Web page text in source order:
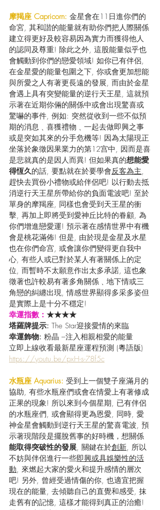
摩羯座 Capricorn: 金星會在11日進你們的
命宮, 其和諧的能量就有助你們把人際關係
建立得更好及較容易因為實力而獲得他人
的認同及尊重! 除此之外, 這股能量似乎也
會觸動到你們的戀愛領域! 如你已有伴侶,
在金星愛的能量包圍之下, 你或會更加想能
與所愛之人有著更長遠的發展, 而由於金星
會遇上具有突變能量的逆行天王星, 這就預
示著在近期你倆的關係中或會出現驚喜或
驚嚇的事件, 例如: 突然從收到一些不似預
期的消息﹑喜獲禮物﹑一起去做即興之事
或是突如其來的分手危機等! 因為太陽現正
坐落於象徵因果業力的第12宫中, 因而是喜
是悲就真的是因人而異! 但如果真的想能愛
得恆久的話, 要點就在於要學會反客為主,
趕快去買份小禮物或給伴侶吧! 以行動去抵
消逆行天王星所帶給你的負面電波吧! 至於
單身的摩羯座, 同樣也會受到天王星的衝
擊, 再加上即將受到愛神丘比特的眷顧, 為
你們增進戀愛運! 預示著在感情世界中有機
會是桃花滿佈! 但是, 由於現是金星及水星
也在你們命宫, 或會讓你們變得更自我中
心, 有些人或已對於某人有著關係上的定
位, 而暫時不太願意作出太多承諾, 這也象
徵著也許較易有著多角關係﹑地下情或三
角戀的糾纏出現, 情感世界顯得多采多姿但
是實際上是十分不穩定!
幸運指數： ★★★★
塔羅牌提示: The Star迎接愛情的來臨
幸運飾物: 粉晶 –注入相親相愛的能量
立即上線收看最新星座運程預測 (粵語版)
https://youtu.be/pxH-s-78f5c
水瓶座 Aquarius: 受到上一個雙子座滿月的
協助, 有些水瓶座們或會在情愛上有著修成
正果的現象! 所以來到今個星期, 已有伴侶
的水瓶座們, 或會顯得更為恩愛, 同時, 愛
神金星會觸動到逆行天王星的驚喜電波, 預
示著現階段是擺脫舊事的好時機，想關係
能取得突破性的發展, 關鍵在於創新, 所以
不妨與伴侶進行一些即興或具娛樂性的活
動, 來燃起大家的愛火和提升感情的層次
吧! 另外, 曾經受過情傷的你, 也適宜把握
現在的能量, 去傾聽自己的直覺和感受, 抹
走舊有的記憶, 這樣才能得到真正的治癒!